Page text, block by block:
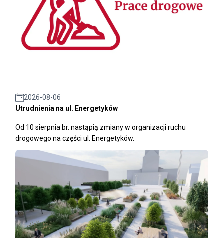
2026-08-06
Utrudnienia na ul. Energetyków
Od 10 sierpnia br. nastąpią zmiany w organizacji ruchu
drogowego na części ul. Energetyków.